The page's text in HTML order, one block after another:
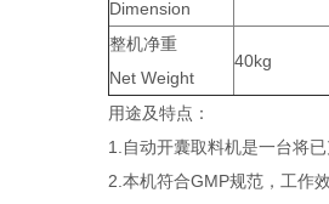
Dimension
整机净重
Net Weight
40kg
用途及特点：
1.自动开囊取料机是一台将
2.本机符合GMP规范，工作